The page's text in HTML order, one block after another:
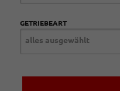
GETRIEBEART
alles ausgewählt